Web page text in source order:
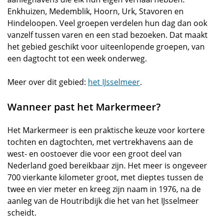
Enkhuizen, Medemblik, Hoorn, Urk, Stavoren en
Hindeloopen. Veel groepen verdelen hun dag dan ook
vanzelf tussen varen en een stad bezoeken. Dat maakt
het gebied geschikt voor uiteenlopende groepen, van
een dagtocht tot een week onderweg.
Meer over dit gebied: het IJsselmeer.
Wanneer past het Markermeer?
Het Markermeer is een praktische keuze voor kortere
tochten en dagtochten, met vertrekhavens aan de
west- en oostoever die voor een groot deel van
Nederland goed bereikbaar zijn. Het meer is ongeveer
700 vierkante kilometer groot, met dieptes tussen de
twee en vier meter en kreeg zijn naam in 1976, na de
aanleg van de Houtribdijk die het van het IJsselmeer
scheidt.